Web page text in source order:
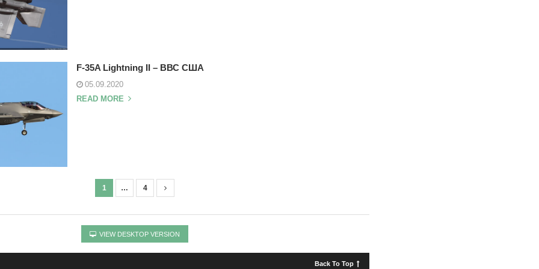
F-35A Lightning II – ВВС США
05.09.2020
READ MORE
1 … 4
VIEW DESKTOP VERSION
Back To Top